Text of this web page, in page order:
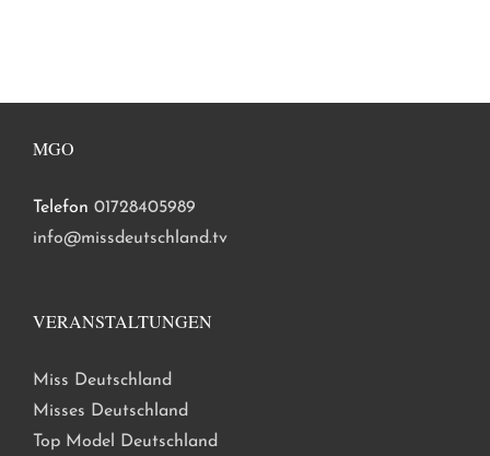
MGO
Telefon 01728405989
info@missdeutschland.tv
VERANSTALTUNGEN
Miss Deutschland
Misses Deutschland
Top Model Deutschland